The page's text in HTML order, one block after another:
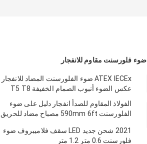
ضوء فلورسنت مقاوم للانفجار
ATEX IECEx ضوء الفلورسنت المضاد للانفجار
عكس الضوء أنبوب الصمام الخفيفة T5 T8
الفولاذ المقاوم للصدأ انفجار دليل على ضوء
الفلورسنت 590mm 6ft مصباح مضاد للحريق
2021 شحن جديد LED سقف فلاميبروف ضوء
فلورسنت 0.6 متر 1.2 متر